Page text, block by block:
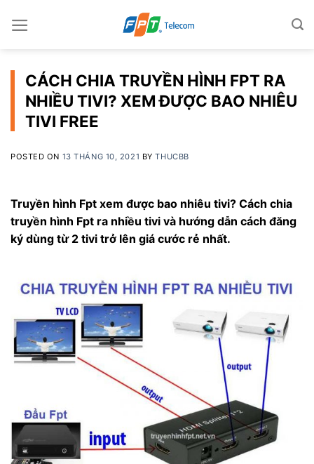
CÁCH CHIA TRUYỀN HÌNH FPT RA
NHIỀU TIVI? XEM ĐƯỢC BAO NHIÊU
TIVI FREE
POSTED ON 13 THÁNG 10, 2021 BYTHUCBB
Truyền hình Fpt xem được bao nhiêu tivi? Cách chia
truyền hình Fpt ra nhiều tivi và hướng dẫn cách đăng
ký dùng từ 2 tivi trở lên giá cước rẻ nhất.